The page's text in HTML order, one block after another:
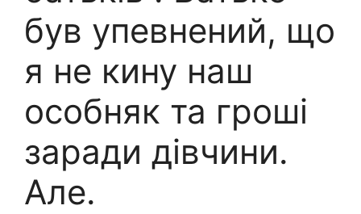
був упевнений, що
я не кину наш
особняк та гроші
заради дівчини.
Але.